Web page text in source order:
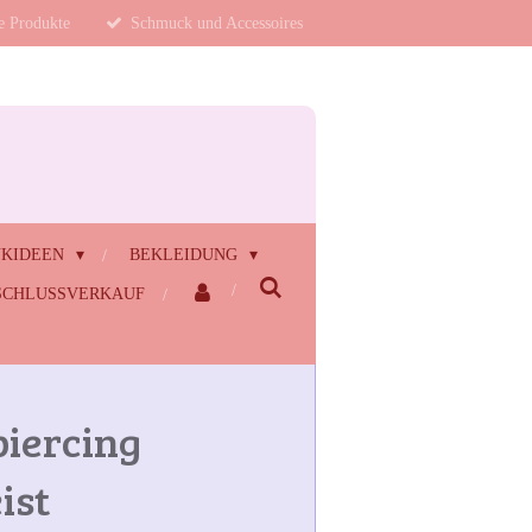
Produkte Schmuck und Accessoires
BEKLEIDUNG